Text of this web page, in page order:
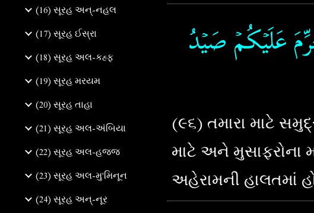
(16) સૂરહ અન્-નહલ
(17) સૂરહ ઈસ્રા
(18) સૂરહ અલ-કહ્ફ
(19) સૂરહ મરયમ
(20) સૂરહ તાહા
(21) સૂરહ અલ-અંબિયા
(22) સૂરહ અલ-હજ્જ
(23) સૂરહ અલ-મુ'મિનૂન
(24) સૂરહ અન્-નૂર
عَلَيۡكُمۡ صَيۡدُ
(૯૬) તમારા માટે
માટે અને મુસાફરોના
અહેરામની હાલતમાં